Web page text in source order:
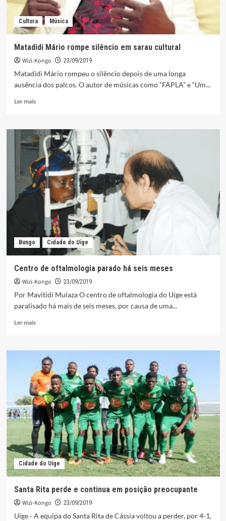
Cultura Música
Matadidi Mário rompe silêncio em sarau cultural
Wizi-Kongo 23/09/2019
Matadidi Mário rompeu o silêncio depois de uma longa
ausência dos palcos. O autor de músicas como “FAPLA” e “Um...
Ler maisLeia
Matadidi
Mário
rompe
silêncio
em
sarau
cultural
Bungo Cidade do Uíge
Centro de oftalmologia parado há seis meses
Wizi-Kongo 23/09/2019
Por Mavitidi Mulaza O centro de oftalmologia do Uíge está
paralisado há mais de seis meses, por causa de uma...
Ler maisLeia
Centro
de
oftalmologia
parado
há
seis
meses
Cidade do Uíge
Santa Rita perde e continua em posição preocupante
Wizi-Kongo 23/09/2019
Uíge - A equipa do Santa Rita de Cássia voltou a perder, por 4-1,